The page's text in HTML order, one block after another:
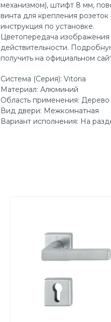
механизмом), штифт 8 мм,
винта для крепления
инструкция по установке.
Цветопередача изображения
действительности.
получить на официальном
Система (Серия): Vitoria
Материал: Алюминий
Область применения: Дерево
Вид двери: Межкомнатная
Вариант исполнения: На